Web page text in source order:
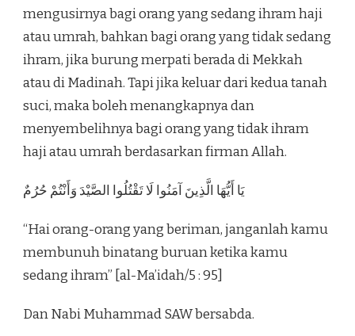
mengusirnya bagi orang yang sedang ihram haji
atau umrah, bahkan bagi orang yang tidak sedang
ihram, jika burung merpati berada di Mekkah
atau di Madinah. Tapi jika keluar dari kedua tanah
suci, maka boleh menangkapnya dan
menyembelihnya bagi orang yang tidak ihram
haji atau umrah berdasarkan firman Allah.
يَا أَيُّهَا الَّذِينَ آمَنُوا لَا تَقْتُلُوا الصَّيْدَ وَأَنْتُمْ حُرُمٌ
“Hai orang-orang yang beriman, janganlah kamu
membunuh binatang buruan ketika kamu
sedang ihram” [al-Ma’idah/5 : 95]
Dan Nabi Muhammad SAW bersabda.